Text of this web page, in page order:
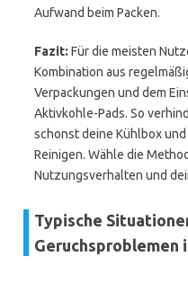
Aufwand beim Packen.
Fazit: Für die meisten
Kombination aus
Verpackungen und dem
Aktivkohle-Pads. So
schonst deine Kühlbox
Reinigen. Wähle die
Nutzungsverhalten und
Typische
Geruchsproblemen